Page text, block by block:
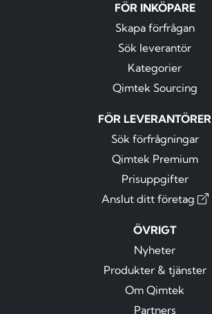
FÖR INKÖPARE
Skapa förfrågan
Sök leverantör
Kategorier
Qimtek Sourcing
FÖR LEVERANTÖRER
Sök förfrågningar
Qimtek Premium
Prisuppgifter
Anslut ditt företag
ÖVRIGT
Nyheter
Produkter & tjänster
Om Qimtek
Partners